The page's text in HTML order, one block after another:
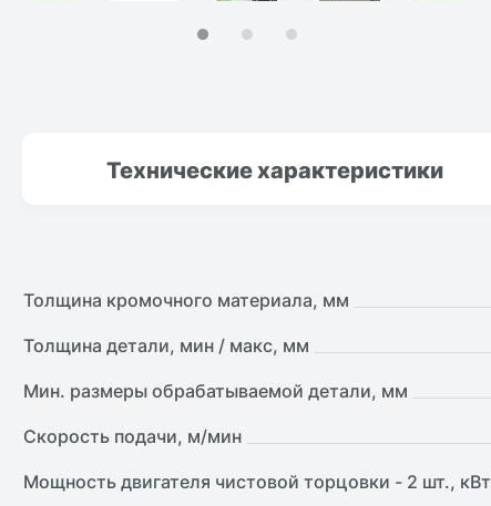
Техническиехарактеристики
Толщина кромочного материала, мм
Толщина детали, мин / макс, мм
Мин. размеры обрабатываемой детали, мм
Скорость подачи, м/мин
Мощность двигателя чистовой торцовки - 2 шт., кВт